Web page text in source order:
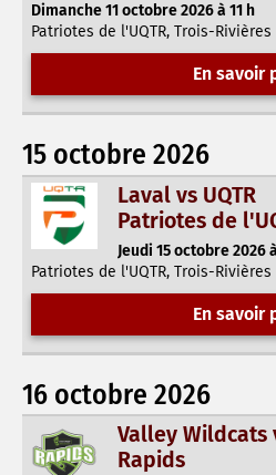
Dimanche 11 octobre 2026 à 11 h
Patriotes de l'UQTR, Trois-Rivières
En savoir
15 octobre 2026
Laval vs UQTR
Patriotes de
Jeudi 15 octobre 2026
Patriotes de l'UQTR, Trois-Rivières
En savoir
16 octobre 2026
Valley Wildcats
Rapids